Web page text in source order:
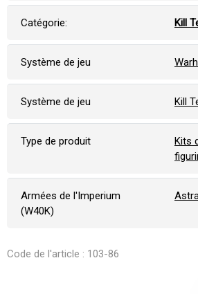
Catégorie: Kill
Système de jeu
Système de jeu Kill
Type de produit
Kits
Armées de l'Imperium
(W40K)
Code de l'article : 103-86